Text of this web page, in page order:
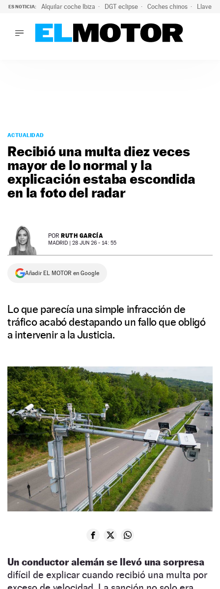
ES NOTICIA: Alquilar coche Ibiza DGT eclipse Coches chinos Llaves
PODCAST
MOTOS
TECNOLOGÍA
SUPERCOCHES
MOTORTV
NEWSLETTER
ACTUALIDAD
Recibió una multa diez veces
mayor de lo normal y la
explicación estaba escondida
en la foto del radar
POR RUTH GARCÍA
MADRID | 28 JUN 26 - 14: 55
Añadir EL MOTOR en Google
Lo que parecía una simple infracción de
tráfico acabó destapando un fallo que obligó
a intervenir a la Justicia.
Un conductor alemán se llevó una sorpresa
difícil de explicar cuando recibió una multa por